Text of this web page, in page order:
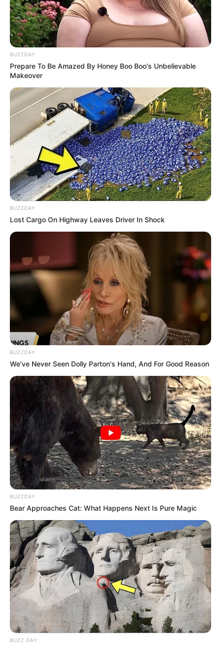
BUZZDAY
Prepare To Be Amazed By Honey Boo Boo's Unbelievable
Makeover
BUZZDAY
Lost Cargo On Highway Leaves Driver In Shock
BUZZDAY
We’ve Never Seen Dolly Parton's Hand, And For Good Reason
BUZZDAY
Bear Approaches Cat: What Happens Next Is Pure Magic
BUZZ DAY